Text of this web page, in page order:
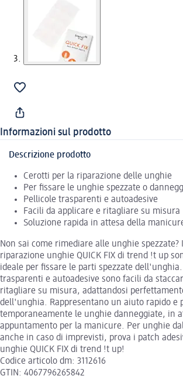
Informazioni sul prodotto
Descrizione prodotto
Cerotti per la riparazione delle unghie
Per fissare le unghie spezzate o
Pellicole trasparenti e autoadesive
Facili da applicare e ritagliare su misura
Soluzione rapida in attesa della
Non sai come rimediare alle unghie spezzate?
riparazione unghie QUICK FIX di trend !t up
ideale per fissare le parti spezzate
trasparenti e autoadesive sono facili da
ritagliare su misura, adattandosi
dell'unghia. Rappresentano un aiuto rapido e
temporaneamente le unghie danneggiate, in
appuntamento per la manicure. Per unghie
anche in caso di imprevisti, prova i patch
unghie QUICK FIX di trend !t up!
Codice articolo dm: 3112616
GTIN: 4067796265842